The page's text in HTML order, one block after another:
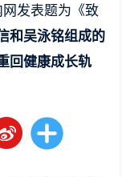
发表题为《致
和吴泳铭组成的
回健康成长轨